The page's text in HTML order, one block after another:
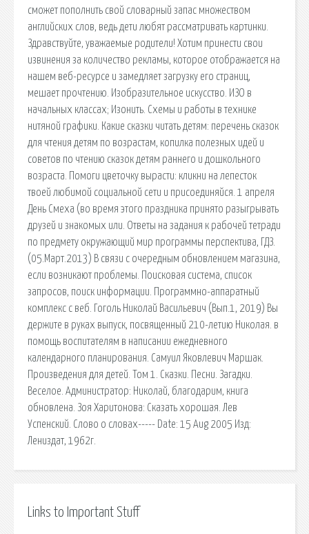
сможет пополнить свой словарный запас множеством
английских слов, ведь дети любят рассматривать картинки.
Здравствуйте, уважаемые родители! Хотим принести свои
извинения за количество рекламы, которое отображается на
нашем веб-ресурсе и замедляет загрузку его страниц,
мешает прочтению. Изобразительное искусство. ИЗО в
начальных классах; Изонить. Схемы и работы в технике
нитяной графики. Какие сказки читать детям: перечень сказок
для чтения детям по возрастам, копилка полезных идей и
советов по чтению сказок детям раннего и дошкольного
возраста. Помоги цветочку вырасти: кликни на лепесток
твоей любимой социальной сети и присоединяйся. 1 апреля
День Смеха (во время этого праздника принято разыгрывать
друзей и знакомых или. Ответы на задания к рабочей тетради
по предмету окружающий мир программы перспектива, ГДЗ.
(05.Март.2013) В связи с очередным обновлением магазина,
если возникают проблемы. Поисковая сиcтема, список
запросов, поиск информации. Программно-аппаратный
комплекс с веб. Гоголь Николай Васильевич (Вып.1, 2019) Вы
держите в руках выпуск, посвященный 210-летию Николая. в
помощь воспитателям в написании ежедневного
календарного планирования. Самуил Яковлевич Маршак.
Произведения для детей. Том 1. Сказки. Песни. Загадки.
Веселое. Администратор: Николай, благодарим, книга
обновлена. Зоя Харитонова: Сказать хорошая. Лев
Успенский. Слово о словах----- Date: 15 Aug 2005 Изд:
Лениздат, 1962г.
Links to Important Stuff